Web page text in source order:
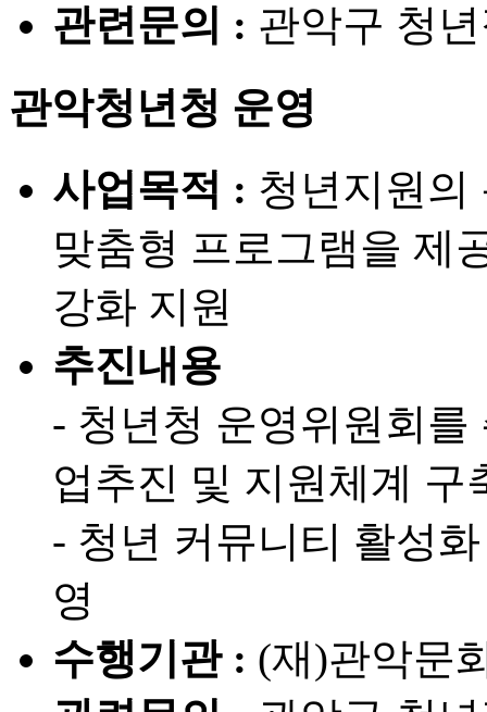
관련문의 : 관악구 청
관악청년청 운영
사업목적 : 청년지원의
맞춤형 프로그램을 제
강화 지원
추진내용
- 청년청 운영위원회
업추진 및 지원체계 구
- 청년 커뮤니티 활성
영
수행기관 : (재)관악문